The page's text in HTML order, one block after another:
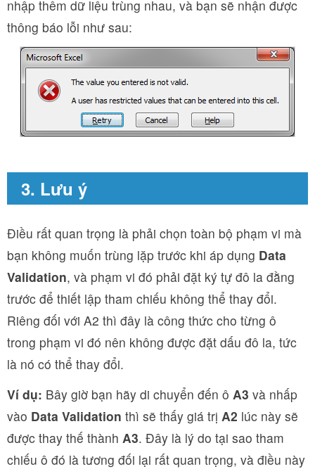
nhập thêm dữ liệu trùng nhau, và bạn sẽ nhận được
thông báo lỗi như sau:
3. Lưu ý
Điều rất quan trọng là phải chọn toàn bộ phạm vi mà
bạn không muốn trùng lặp trước khi áp dụng Data
Validation, và phạm vi đó phải đặt ký tự đô la đằng
trước để thiết lập tham chiếu không thể thay đổi.
Riêng đối với A2 thì đây là công thức cho từng ô
trong phạm vi đó nên không được đặt dấu đô la, tức
là nó có thể thay đổi.
Ví dụ: Bây giờ bạn hãy di chuyển đến ô A3 và nhấp
vào Data Validation thì sẽ thấy giá trị A2 lúc này sẽ
được thay thế thành A3. Đây là lý do tại sao tham
chiếu ô đó là tương đối lại rất quan trọng, và điều này